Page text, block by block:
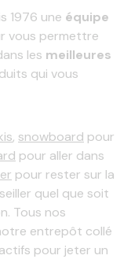
1976 une équipe
vous permettre
les meilleures
qui vous
, snowboard pour
pour aller dans
pour rester sur la
quel que soit
Tous nos
entrepôt collé
pour jeter un